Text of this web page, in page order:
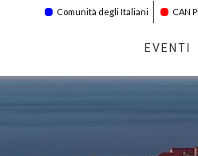
Comunità degli Italiani CAN
EVENTI